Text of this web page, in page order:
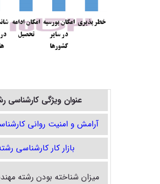
عنوان ویژگی کارشناسی
آرامش و امنیت روانی
بازار کار کارشناسی
میزان شناخته بودن رشته